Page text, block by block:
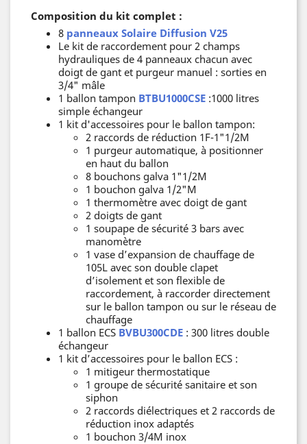
Composition du kit complet :
8 panneaux Solaire Diffusion V25
Le kit de raccordement pour 2 champs
hydrauliques de 4 panneaux chacun avec
doigt de gant et purgeur manuel : sorties en
3/4" mâle
1 ballon tampon BTBU1000CSE :1000 litres
simple échangeur
1 kit d'accessoires pour le ballon tampon:
2 raccords de réduction 1F-1"1/2M
1 purgeur automatique, à positionner
en haut du ballon
8 bouchons galva 1"1/2M
1 bouchon galva 1/2"M
1 thermomètre avec doigt de gant
2 doigts de gant
1 soupape de sécurité 3 bars avec
manomètre
1 vase d’expansion de chauffage de
105L avec son double clapet
d’isolement et son flexible de
raccordement, à raccorder directement
sur le ballon tampon ou sur le réseau de
chauffage
1 ballon ECS BVBU300CDE : 300 litres double
échangeur
1 kit d’accessoires pour le ballon ECS :
1 mitigeur thermostatique
1 groupe de sécurité sanitaire et son
siphon
2 raccords diélectriques et 2 raccords de
réduction inox adaptés
1 bouchon 3/4M inox